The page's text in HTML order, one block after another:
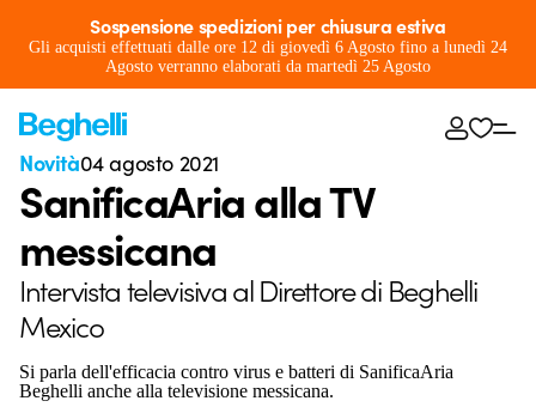
Sospensione spedizioni per chiusura estiva
Gli acquisti effettuati dalle ore 12 di giovedì 6 Agosto fino a lunedì 24
Agosto verranno elaborati da martedì 25 Agosto
Novità04 agosto 2021
SanificaAria alla TV
messicana
Intervista televisiva al Direttore di Beghelli
Mexico
Si parla dell'efficacia contro virus e batteri di SanificaAria
Beghelli anche alla televisione messicana.